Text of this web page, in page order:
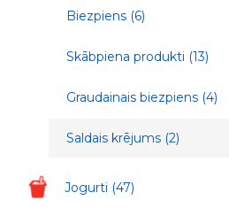
Biezpiens (6)
Skābpiena produkti (13)
Graudainais biezpiens (4)
Saldais krējums (2)
Jogurti (47)